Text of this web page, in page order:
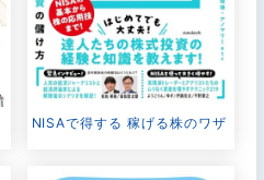
NISAで得する 稼げる株のワザ